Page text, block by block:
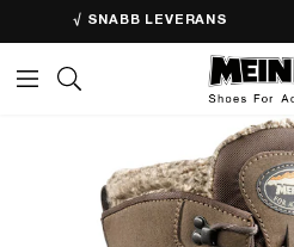
√ SNABB LEVERANS